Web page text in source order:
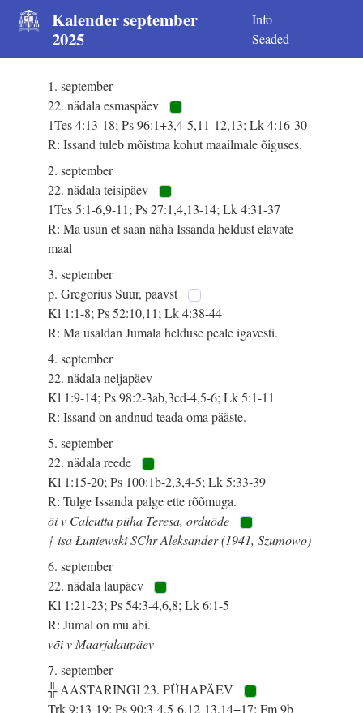
Kalender september
2025
Info
Seaded
1. september
22. nädala esmaspäev
1Tes 4:13-18; Ps 96:1+3,4-5,11-12,13; Lk 4:16-30
R: Issand tuleb mõistma kohut maailmale õiguses.
2. september
22. nädala teisipäev
1Tes 5:1-6,9-11; Ps 27:1,4,13-14; Lk 4:31-37
R: Ma usun et saan näha Issanda heldust elavate
maal
3. september
p. Gregorius Suur, paavst
Kl 1:1-8; Ps 52:10,11; Lk 4:38-44
R: Ma usaldan Jumala helduse peale igavesti.
4. september
22. nädala neljapäev
Kl 1:9-14; Ps 98:2-3ab,3cd-4,5-6; Lk 5:1-11
R: Issand on andnud teada oma pääste.
5. september
22. nädala reede
Kl 1:15-20; Ps 100:1b-2,3,4-5; Lk 5:33-39
R: Tulge Issanda palge ette rõõmuga.
õi v Calcutta püha Teresa, orduõde
† isa Łuniewski SChr Aleksander (1941, Szumowo)
6. september
22. nädala laupäev
Kl 1:21-23; Ps 54:3-4,6,8; Lk 6:1-5
R: Jumal on mu abi.
või v Maarjalaupäev
7. september
╬ AASTARINGI 23. PÜHAPÄEV
Trk 9:13-19; Ps 90:3-4,5-6,12-13,14+17; Fm 9b-